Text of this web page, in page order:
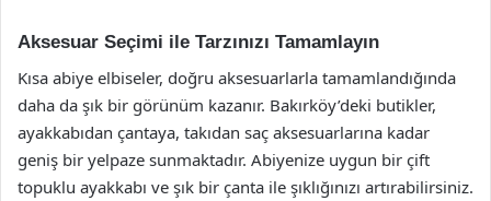
Aksesuar Seçimi ile Tarzınızı Tamamlayın
Kısa abiye elbiseler, doğru aksesuarlarla tamamlandığında
daha da şık bir görünüm kazanır. Bakırköy’deki butikler,
ayakkabıdan çantaya, takıdan saç aksesuarlarına kadar
geniş bir yelpaze sunmaktadır. Abiyenize uygun bir çift
topuklu ayakkabı ve şık bir çanta ile şıklığınızı artırabilirsiniz.